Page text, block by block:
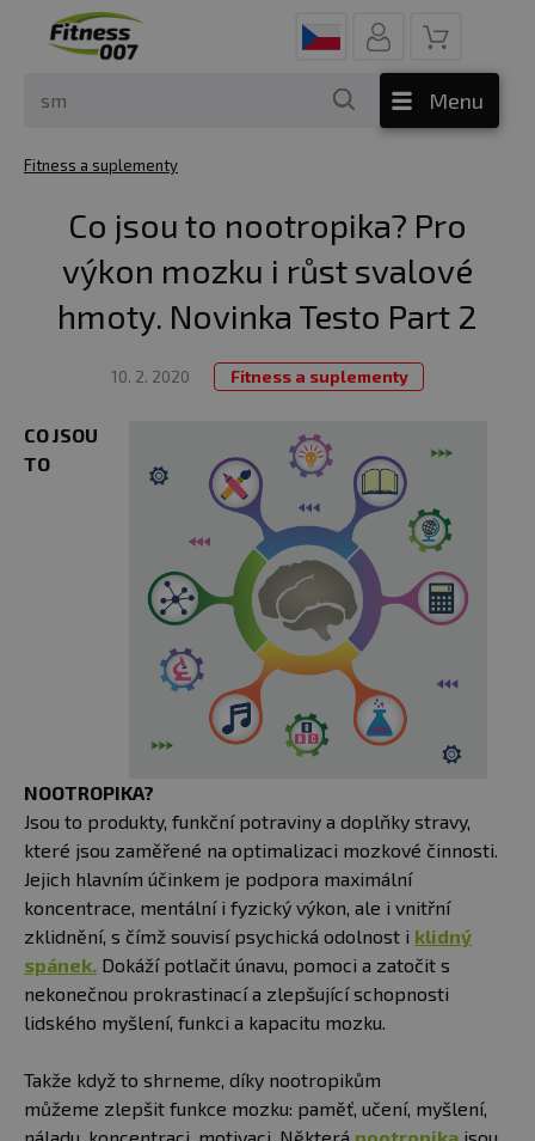
Menu
Fitness a suplementy
Co jsou to nootropika? Pro
výkon mozku i růst svalové
hmoty. Novinka Testo Part 2
10. 2. 2020 Fitness a suplementy
CO JSOU
TO
NOOTROPIKA?
Jsou to produkty, funkční potraviny a doplňky stravy,
které jsou zaměřené na optimalizaci mozkové činnosti.
Jejich hlavním účinkem je podpora maximální
koncentrace, mentální i fyzický výkon, ale i vnitřní
zklidnění, s čímž souvisí psychická odolnost i klidný
spánek. Dokáží potlačit únavu, pomoci a zatočit s
nekonečnou prokrastinací a zlepšující schopnosti
lidského myšlení, funkci a kapacitu mozku.
Takže když to shrneme, díky nootropikům
můžeme zlepšit funkce mozku: paměť, učení, myšlení,